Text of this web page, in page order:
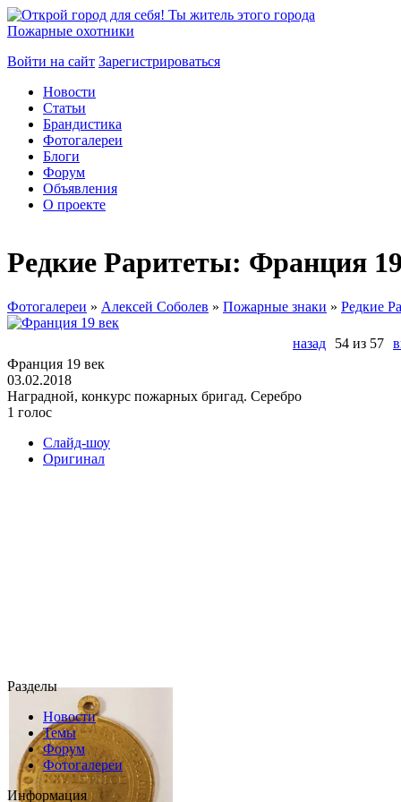
Пожарные охотники
Войти на сайт Зарегистрироваться
Новости
Статьи
Брандистика
Фотогалереи
Блоги
Форум
Объявления
О проекте
Редкие Раритеты: Франция
Фотогалереи » Алексей Соболев » Пожарные знаки » Редкие
назад 54 из 57
Франция 19 век
03.02.2018
Наградной, конкурс пожарных бригад. Серебро
1 голос
Слайд-шоу
Оригинал
Разделы
Новости
Темы
Форум
Фотогалереи
Информация